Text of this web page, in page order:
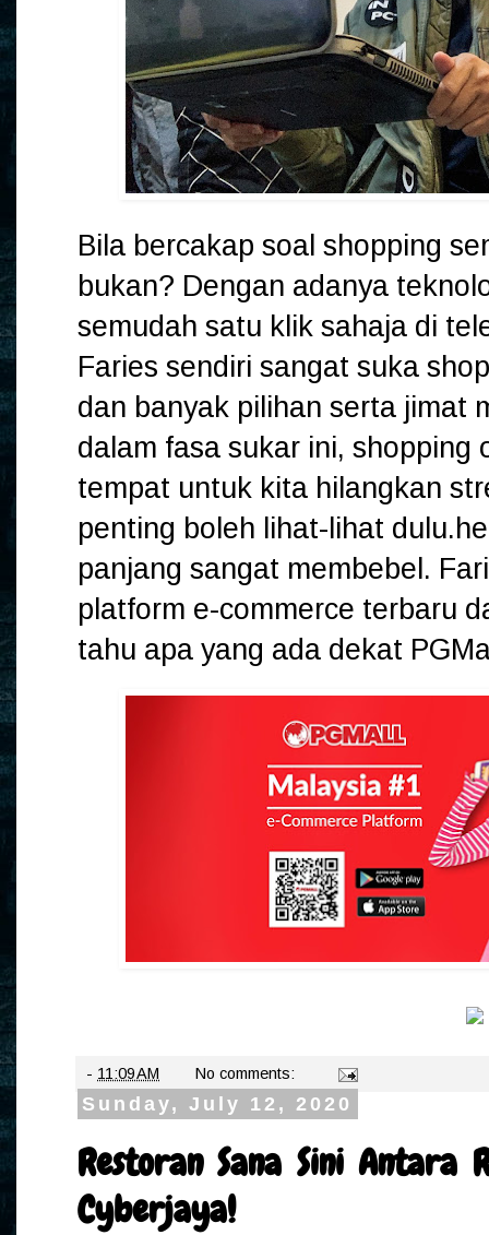
Bila bercakap soal shopping
bukan? Dengan adanya
semudah satu klik sahaja di
Faries sendiri sangat suka
dan banyak pilihan serta jimat
dalam fasa sukar ini, shopping
tempat untuk kita hilangkan
penting boleh lihat-lihat
panjang sangat membebel.
platform e-commerce terbaru
tahu apa yang ada dekat
- 11:09 AM No comments:
Sunday, July 12, 2020
Restoran Sana Sini Antara
Cyberjaya!